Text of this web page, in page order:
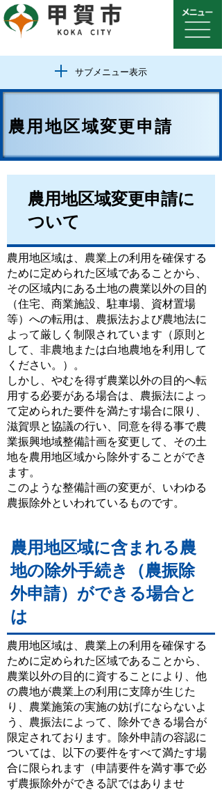
サブメニュー表示
農用地区域変更申請
農用地区域変更申請に
ついて
農用地区域は、農業上の利用を確保する
ために定められた区域であることから、
その区域内にある土地の農業以外の目的
（住宅、商業施設、駐車場、資材置場
等）への転用は、農振法および農地法に
よって厳しく制限されています（原則と
して、非農地または白地農地を利用して
ください。）。
しかし、やむを得ず農業以外の目的へ転
用する必要がある場合は、農振法によっ
て定められた要件を満たす場合に限り、
滋賀県と協議の行い、同意を得る事で農
業振興地域整備計画を変更して、その土
地を農用地区域から除外することができ
ます。
このような整備計画の変更が、いわゆる
農振除外といわれているものです。
農用地区域に含まれる農
地の除外手続き（農振除
外申請）ができる場合と
は
農用地区域は、農業上の利用を確保する
ために定められた区域であることから、
農業以外の目的に資することにより、他
の農地が農業上の利用に支障が生じた
り、農業施策の実施の妨げにならないよ
う、農振法によって、除外できる場合が
限定されております。除外申請の容認に
ついては、以下の要件をすべて満たす場
合に限られます（申請要件を満す事で必
ず農振除外ができる訳ではありませ